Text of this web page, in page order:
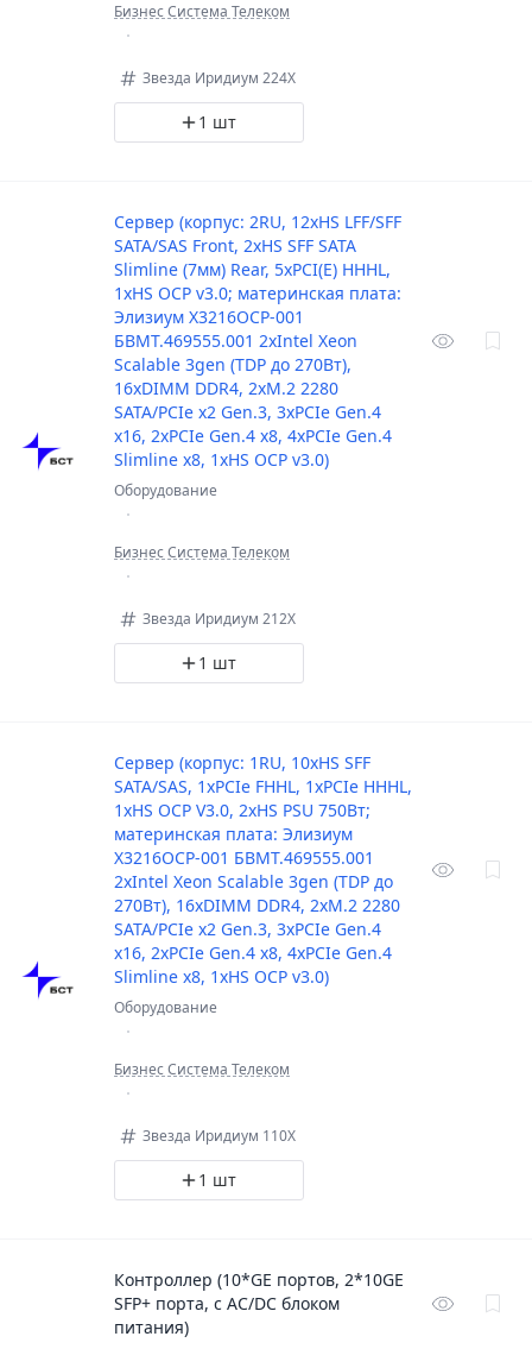
Бизнес Система Телеком
Звезда Иридиум 224X
1 шт
Сервер (корпус: 2RU, 12xHS LFF/SFF
SATA/SAS Front, 2xHS SFF SATA
Slimline (7мм) Rear, 5xPCI(E) HHHL,
1xHS OCP v3.0; материнская плата:
Элизиум Х3216OCP-001
БВМТ.469555.001 2хIntel Xeon
Scalable 3gen (TDP до 270Вт),
16xDIMM DDR4, 2xM.2 2280
SATA/PCIе x2 Gen.3, 3xPCIе Gen.4
x16, 2xPCIе Gen.4 x8, 4xPCIе Gen.4
Slimline x8, 1xHS OCP v3.0)
Оборудование
Бизнес Система Телеком
Звезда Иридиум 212X
1 шт
Сервер (корпус: 1RU, 10xHS SFF
SATA/SAS, 1xPCIе FHHL, 1xPCIе HHHL,
1xHS OCP V3.0, 2хHS PSU 750Вт;
материнская плата: Элизиум
Х3216OCP-001 БВМТ.469555.001
2хIntel Xeon Scalable 3gen (TDP до
270Вт), 16xDIMM DDR4, 2xM.2 2280
SATA/PCIе x2 Gen.3, 3xPCIе Gen.4
x16, 2xPCIе Gen.4 x8, 4xPCIе Gen.4
Slimline x8, 1xHS OCP v3.0)
Оборудование
Бизнес Система Телеком
Звезда Иридиум 110X
1 шт
Контроллер (10*GE портов, 2*10GE
SFP+ порта, с AC/DC блоком
питания)